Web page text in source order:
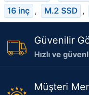
16 inç
, M.2 SSD ,
Güvenilir
Hızlı ve
Müşteri